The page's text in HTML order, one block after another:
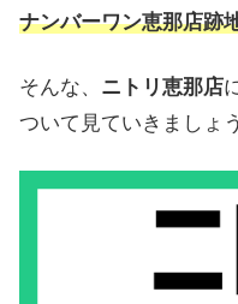
ナンバーワン恵那店跡
そんな、 ニトリ恵那店
ついて見ていきましょ